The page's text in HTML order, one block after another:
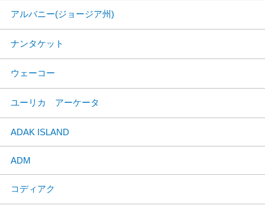
アルバニー(ジョージア州)
ナンタケット
ウェーコー
ユーリカ アーケータ
ADAK ISLAND
ADM
コディアク